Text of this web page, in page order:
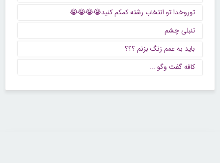
توروخدا تو انتخاب رشته کمکم کنید😭😭😭😭
تنبلی چشم
باید به عمم زنگ بزنم ؟؟؟
كافه گفت وگو ...